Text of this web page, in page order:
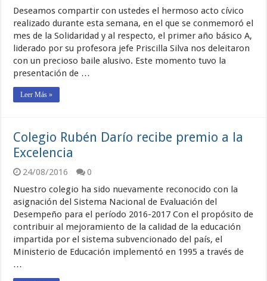
Deseamos compartir con ustedes el hermoso acto cívico
realizado durante esta semana, en el que se conmemoró el
mes de la Solidaridad y al respecto, el primer año básico A,
liderado por su profesora jefe Priscilla Silva nos deleitaron
con un precioso baile alusivo. Este momento tuvo la
presentación de …
Leer Más »
Colegio Rubén Darío recibe premio a la
Excelencia
24/08/2016
0
Nuestro colegio ha sido nuevamente reconocido con la
asignación del Sistema Nacional de Evaluación del
Desempeño para el período 2016-2017 Con el propósito de
contribuir al mejoramiento de la calidad de la educación
impartida por el sistema subvencionado del país, el
Ministerio de Educación implementó en 1995 a través de
…